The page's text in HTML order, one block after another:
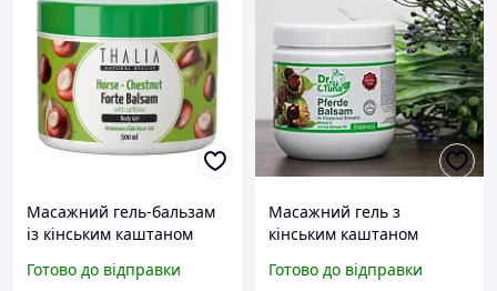
Масажний гель-бальзам
із кінським каштаном
Готово до відправки
Масажний гель з
кінським каштаном
каштан 500 ml
Готово до відправки